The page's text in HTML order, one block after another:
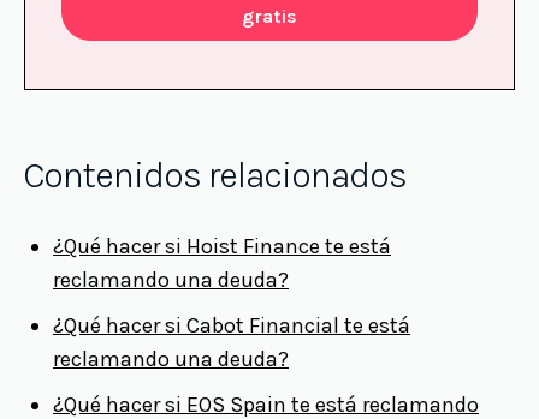
gratis
Contenidos relacionados
¿Qué hacer si Hoist Finance te está
reclamando una deuda?
¿Qué hacer si Cabot Financial te está
reclamando una deuda?
¿Qué hacer si EOS Spain te está reclamando